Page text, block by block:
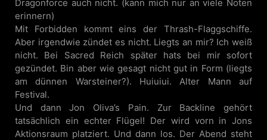
Dragonforce auch nicht. (kann mich nur an viele Noten
erinnern)
Mit Forbidden kommt eins der Thrash-Flaggschiffe.
Aber irgendwie zündet es nicht. Liegts an mir? Ich weiß
nicht. Bei Sacred Reich später hats bei mir sofort
gezündet. Bin aber wie gesagt nicht gut in Form (liegts
am dünnen Warsteiner?). Huiuiui. Alter Mann auf
Festival.
Und dann Jon Oliva’s Pain. Zur Backline gehört
tatsächlich ein echter Flügel! Der wird vorn in Jons
Aktionsraum platziert. Und dann los. Der Abend steht